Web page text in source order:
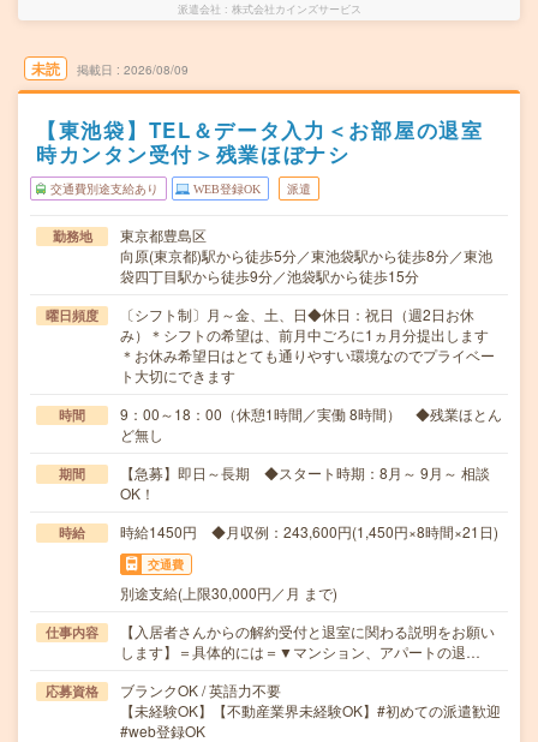
派遣会社 株式会社カインズサービス
未読 掲載日 2026/08/09
【東池袋】TEL＆データ入力＜お部屋の退室
時カンタン受付＞残業ほぼナシ
交通費別途支給あり WEB登録OK 派遣
勤務地
東京都豊島区
向原(東京都)駅から徒歩5分／東池袋駅から徒歩8分／東池
袋四丁目駅から徒歩9分／池袋駅から徒歩15分
曜日頻度
〔シフト制〕月～金、土、日◆休日：祝日（週2日お休
み）＊シフトの希望は、前月中ごろに1ヵ月分提出します
＊お休み希望日はとても通りやすい環境なのでプライベー
ト大切にできます
時間
9：00～18：00（休憩1時間／実働 8時間） ◆残業ほとん
ど無し
期間
【急募】即日～長期 ◆スタート時期：8月～ 9月～ 相談
OK！
時給 時給1450円 ◆月収例：243,600円(1,450円×8時間×21日)
交通費
別途支給(上限30,000円／月 まで)
仕事内容
【入居者さんからの解約受付と退室に関わる説明をお願い
します】＝具体的には＝▼マンション、アパートの退…
応募資格
ブランクOK / 英語力不要
【未経験OK】【不動産業界未経験OK】#初めての派遣歓迎
#web登録OK